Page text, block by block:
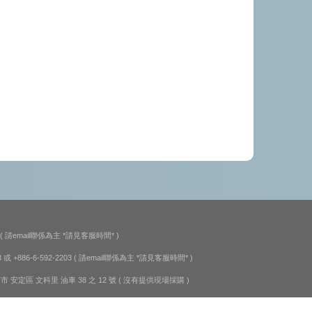
( 請email聯係為主 *請見客服時間* )
或 +886-6-592-2203 ( 請email聯係為主 *請見客服時間* )
安定區 文科里 油車 38 之 12 號 ( 沒有提供現場採購 )